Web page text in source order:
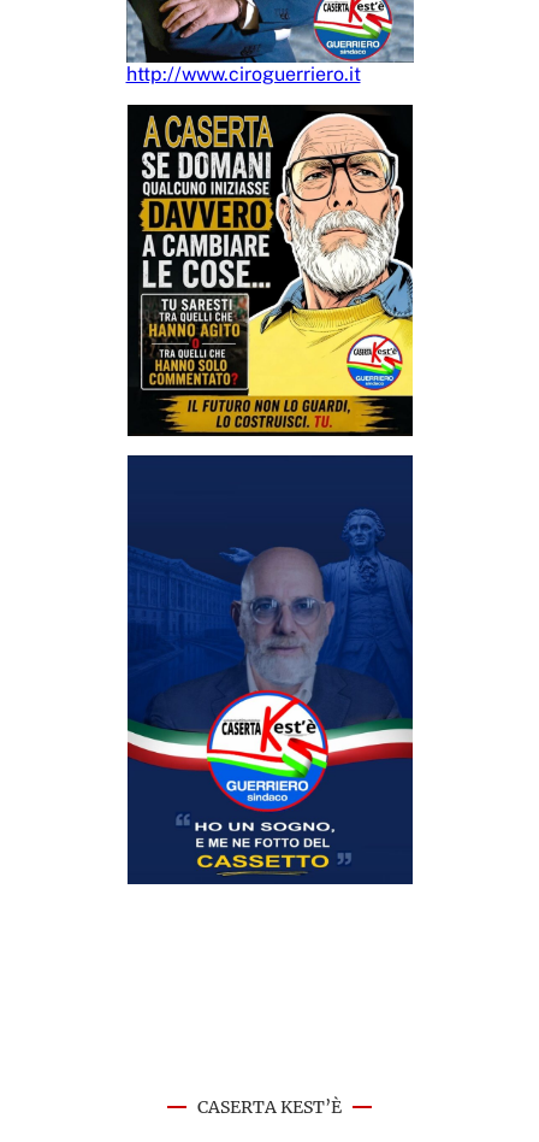
http://www.ciroguerriero.it
CASERTA KEST’È